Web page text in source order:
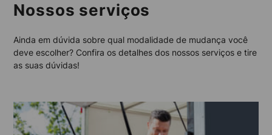
Nossos serviços
Ainda em dúvida sobre qual modalidade de mudança você
deve escolher? Confira os detalhes dos nossos serviços e tire
as suas dúvidas!